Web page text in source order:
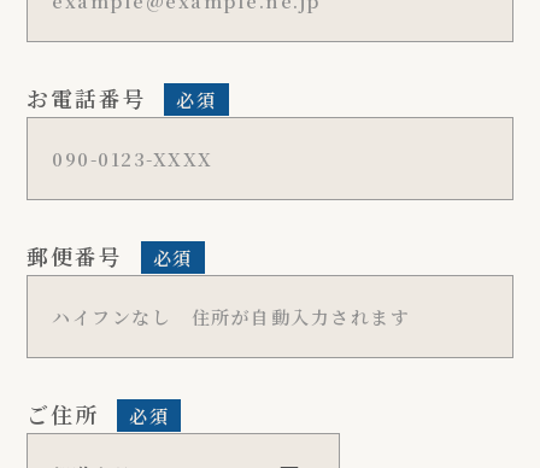
お電話番号 必須
郵便番号 必須
ご住所 必須